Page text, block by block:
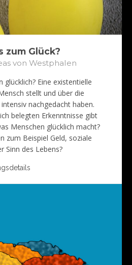
zum Glück?
von Westphalen
glücklich? Eine existentielle
stellt und über die
nachgedacht haben.
belegten Erkenntnisse gibt
Menschen glücklich macht?
zum Beispiel Geld, soziale
Sinn des Lebens?